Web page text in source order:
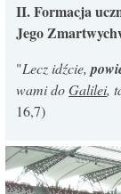
II. Formacja
Jego
"Lecz idźcie,
wami doGalilei,
16,7)